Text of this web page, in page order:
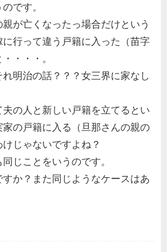
です。
が亡くなったっ場合だけという
行って違う戸籍に入った（苗字
・・・。
明治の話？？？女三界に家なし
の人と新しい戸籍を立てるとい
の戸籍に入る（旦那さんの親の
じゃないですよね？
じことをいうのです。
か？また同じようなケースはあ